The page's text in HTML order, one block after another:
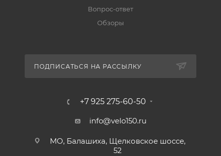
Вопрос-ответ
Обзоры
ПОДПИСАТЬСЯ НА РАССЫЛКУ
+7 925 275-60-50
info@velo150.ru
МО, Балашиха, Щелковское шоссе,
52